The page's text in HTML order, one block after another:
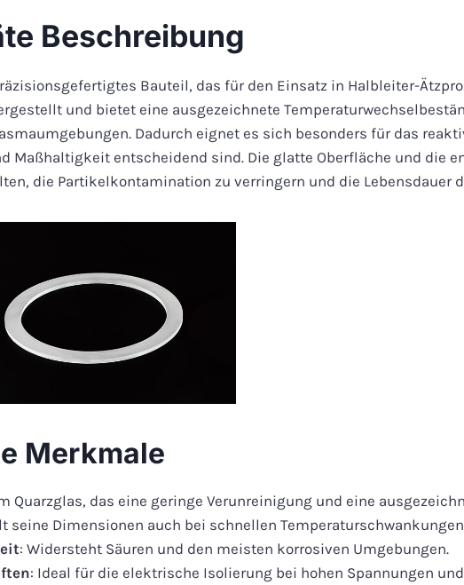
Beschreibung
Bauteil, das für den Einsatz in Halbleiter-
und bietet eine ausgezeichnete
Dadurch eignet es sich besonders für das
Maßhaltigkeit entscheidend sind. Die glatte Oberfläche und die
die Partikelkontamination zu verringern und die Lebensdauer
Merkmale
Quarzglas, das eine geringe Verunreinigung und eine
seine Dimensionen auch bei schnellen
: Widersteht Säuren und den meisten korrosiven Umgebungen.
: Ideal für die elektrische Isolierung bei hohen Spannungen